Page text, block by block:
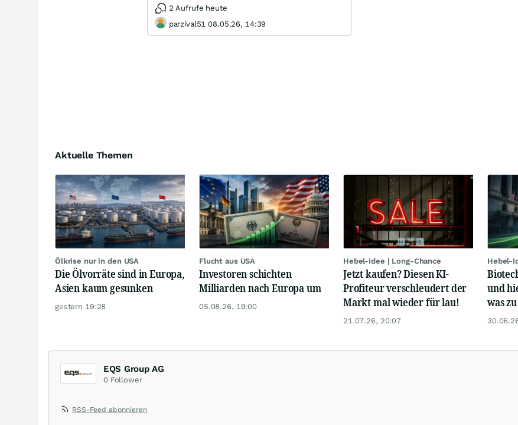
2 Aufrufe heute
parzival51 08.05.26, 14:39
Aktuelle Themen
Ölkrise nur in den USA
Die Ölvorräte sind in Europa,
Asien kaum gesunken
gestern 19:28
Flucht aus USA
Investoren schichten
Milliarden nach Europa um
05.08.26, 19:00
Hebel-Idee | Long-Chance
Jetzt kaufen? Diesen KI-
Profiteur verschleudert der
Markt mal wieder für lau!
21.07.26, 20:07
Hebel-
und
was
EQS Group AG
0 Follower
RSS-Feed abonnieren